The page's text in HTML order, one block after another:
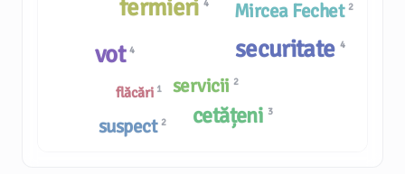
flăcări 1 servicii 2
Mircea Fechet 2
suspect 2
fermieri 4
securitate 4
vot4
cetățeni 3